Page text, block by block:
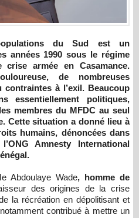
années 1990 sous le régime
crise armée en Casamance.
de nombreuses
à l’exil. Beaucoup
essentiellement politiques,
membres du MFDC au seul
Cette situation a donné lieu à
humains, dénoncées dans
Amnesty International
Abdoulaye Wade, homme de
des origines de la crise
la récréation en dépolitisant et
contribué à mettre un